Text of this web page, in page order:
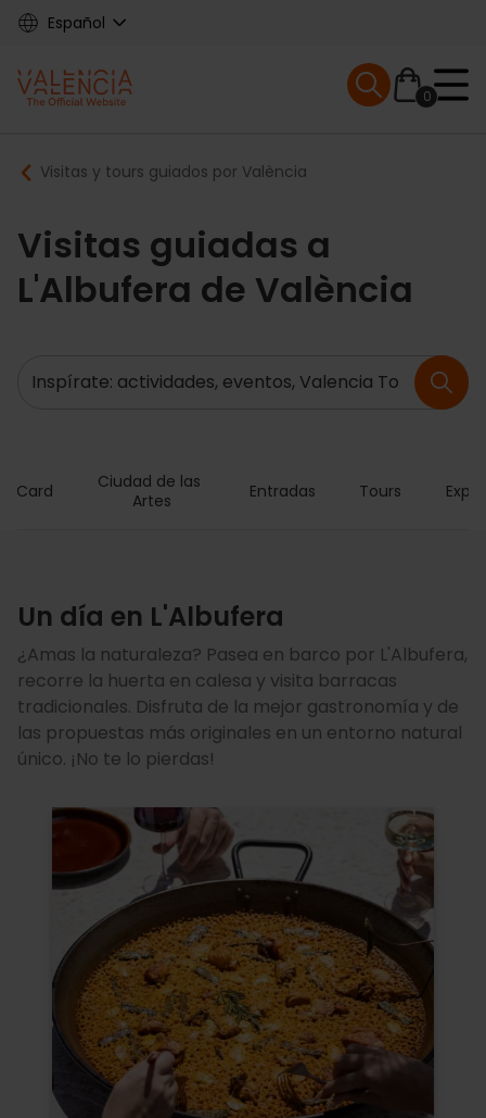
Skip
content
Español
Main
navigation
0
Mobile menu
Breadcrumb
Visitas y tours guiados por València
Visitas guiadas a
L'Albufera de València
Buscar
Card
Ciudad de las
Artes
Entradas Tours
Un día en L'Albufera
¿Amas la naturaleza? Pasea en barco por L'Albufera,
recorre la huerta en calesa y visita barracas
tradicionales. Disfruta de la mejor gastronomía y de
las propuestas más originales en un entorno natural
único. ¡No te lo pierdas!